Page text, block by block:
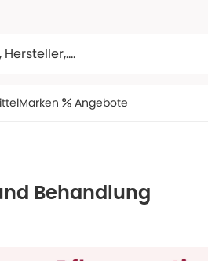
Marken Angebote
Behandlung